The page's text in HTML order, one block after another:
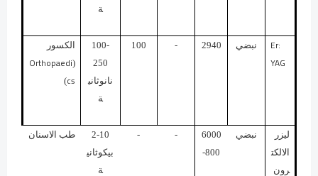
ة
Er:
YAG
نبضي 2940
-
100
100-
250
نانوثاني
ة
الكسور
(
Orthopaedi
cs
)
ليزر
الالكت
رون
نبضي
6000
-800
-
-
2-10
بيكوثاني
ة
طب الاسنان